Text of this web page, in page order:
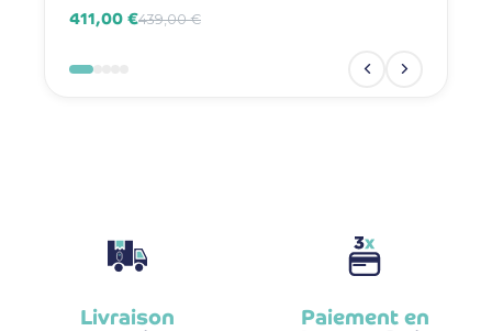
411,00 €439,00 €
Livraison
Paiement en